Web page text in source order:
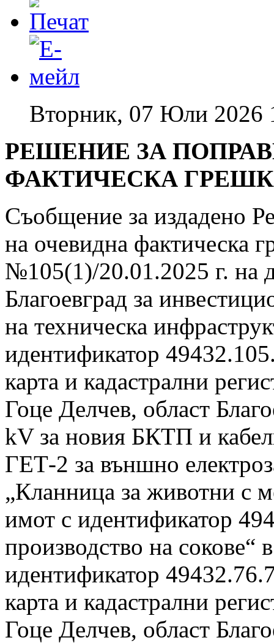
Вторник, 07 Юли 2026
РЕШЕНИЕ ЗА
ФАКТИЧЕСКА ГРЕШКА
Съобщение за издадено
на очевидна фактическа
№105(1)/20.01.2025 г. на
Благоевград за
на техническа
идентификатор
карта и кадастрални
Гоце Делчев, област
kV за новия БКТП и
ГЕТ-2 за външно
„Кланница за животни с
имот с идентификатор
производство на сокове“
идентификатор
карта и кадастрални
Гоце Делчев, област